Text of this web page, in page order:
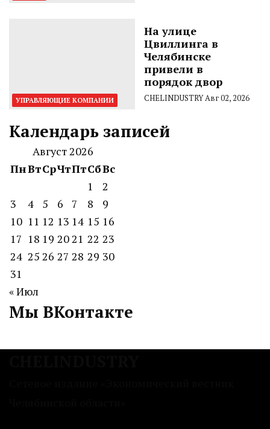
УПРАВЛЯЮЩИЕ КОМПАНИИ
На улице
Цвиллинга в
Челябинске
привели в
порядок двор
CHELINDUSTRYАвг 02, 2026
Календарь записей
Август 2026
ПнВтСрЧтПтСбВс
1
2
3
4 5 6 7 8
9
10 11 12 13 14 15 16
17 18 19 2021 22 23
24 25 26 27 28 29 30
31
« Июл
Мы ВКонтакте